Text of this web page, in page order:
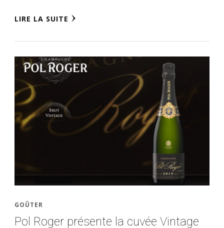
LIRE LA SUITE
GOÛTER
Pol Roger présente la cuvée Vintage